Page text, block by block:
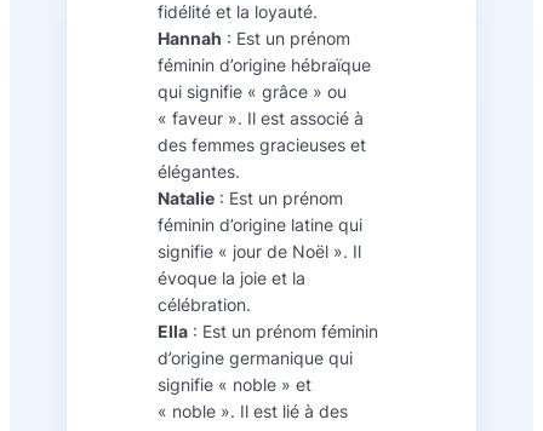
fidélité et la loyauté.
Hannah : Est un prénom
féminin d’origine hébraïque
qui signifie « grâce » ou
« faveur ». Il est associé à
des femmes gracieuses et
élégantes.
Natalie: Est un prénom
féminin d’origine latine qui
signifie « jour de Noël ». Il
évoque la joie et la
célébration.
Ella: Est un prénom féminin
d’origine germanique qui
signifie « noble » et
« noble ». Il est lié à des